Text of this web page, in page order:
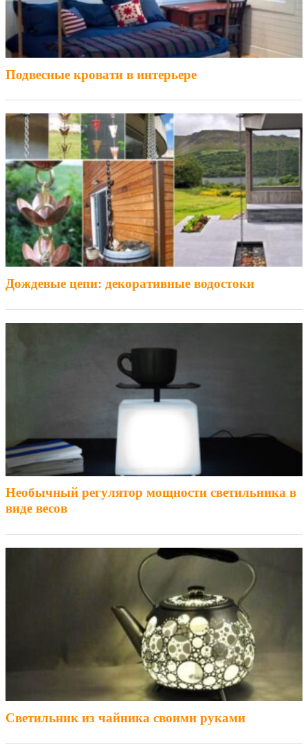
Подвесные кровати в интерьере
Дождевые цепи: декоративные водостоки
Необычный регулятор мощности светильника в
виде весов
Светильник из чайника своими руками